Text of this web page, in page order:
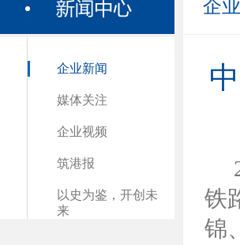
企业新闻
媒体关注
企业视频
筑港报
以史为鉴，开创未
来
企
铁
锦